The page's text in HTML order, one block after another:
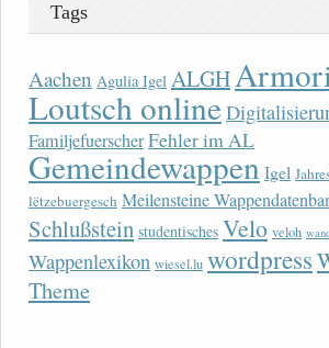
Tags
Aachen Agulia Igel ALGH
Loutsch online
FamiljefuerscherFehler im AL
Gemeindewappen Igel
lëtzebuergesch Meilensteine
Schlußstein studentisches Velo veloh
Wappenlexikon wiesel.lu wordpress
Theme